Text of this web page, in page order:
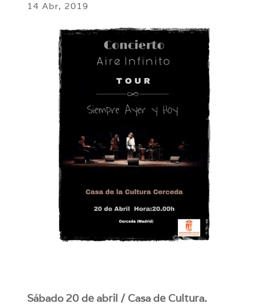
14 Abr, 2019
Sábado 20 de abril / Casa de Cultura.